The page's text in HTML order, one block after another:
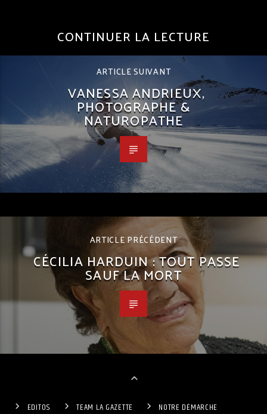
CONTINUER LA LECTURE
ARTICLE SUIVANT
VANESSA ANDRIEUX,
PHOTOGRAPHE &
NATUROPATHE
ARTICLE PRÉCÉDENT
CÉCILIA HARDUIN : TOUT PASSE
SAUF LA MORT
EDITOS TEAM LA GAZETTE
NOTRE DÉMARCHE